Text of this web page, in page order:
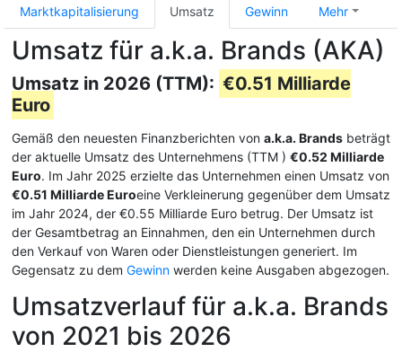
Marktkapitalisierung Umsatz Gewinn Mehr
Umsatz für a.k.a. Brands (AKA)
Umsatz in 2026 (TTM): €0.51 Milliarde
Euro
Gemäß den neuesten Finanzberichten von a.k.a. Brands beträgt
der aktuelle Umsatz des Unternehmens (TTM ) €0.52 Milliarde
Euro. Im Jahr 2025 erzielte das Unternehmen einen Umsatz von
€0.51 Milliarde Euroeine Verkleinerung gegenüber dem Umsatz
im Jahr 2024, der €0.55 Milliarde Euro betrug. Der Umsatz ist
der Gesamtbetrag an Einnahmen, den ein Unternehmen durch
den Verkauf von Waren oder Dienstleistungen generiert. Im
Gegensatz zu dem Gewinn werden keine Ausgaben abgezogen.
Umsatzverlauf für a.k.a. Brands
von 2021 bis 2026